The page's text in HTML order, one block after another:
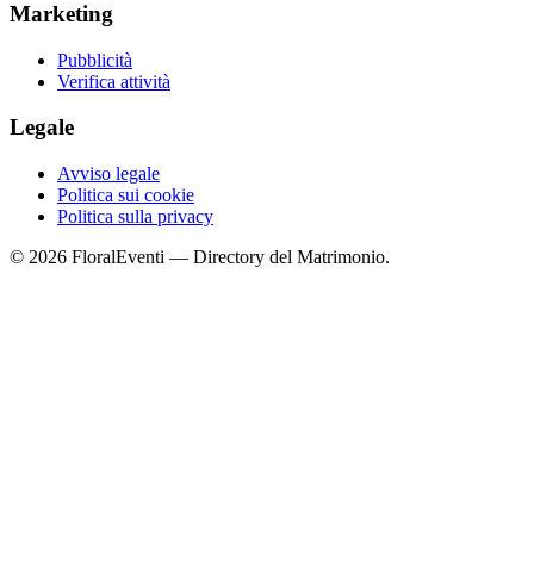
Marketing
Pubblicità
Verifica attività
Legale
Avviso legale
Politica sui cookie
Politica sulla privacy
© 2026 FloralEventi — Directory del Matrimonio.